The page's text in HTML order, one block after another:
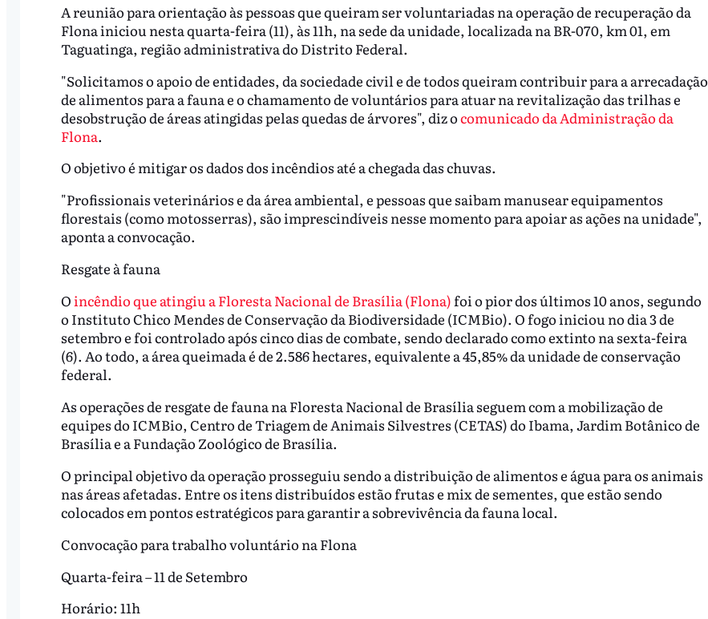
A reunião para orientação às pessoas que queiram ser voluntariadas na operação de recuperação da
Flona iniciou nesta quarta-feira (11), às 11h, na sede da unidade, localizada na BR-070, km 01, em
Taguatinga, região administrativa do Distrito Federal.
"Solicitamos o apoio de entidades, da sociedade civil e de todos queiram contribuir para a arrecadação
de alimentos para a fauna e o chamamento de voluntários para atuar na revitalização das trilhas e
desobstrução de áreas atingidas pelas quedas de árvores", diz ocomunicado da Administração da
Flona.
O objetivo é mitigar os dados dos incêndios até a chegada das chuvas.
"Profissionais veterinários e da área ambiental, e pessoas que saibam manusear equipamentos
florestais (como motosserras), são imprescindíveis nesse momento para apoiar as ações na unidade",
aponta a convocação.
Resgate à fauna
Oincêndio que atingiu a Floresta Nacional de Brasília (Flona)foi o pior dos últimos 10 anos, segundo
o Instituto Chico Mendes de Conservação da Biodiversidade (ICMBio). O fogo iniciou no dia 3 de
setembro e foi controlado após cinco dias de combate, sendo declarado como extinto na sexta-feira
(6). Ao todo, a área queimada é de 2.586 hectares, equivalente a 45,85% da unidade de conservação
federal.
As operações de resgate de fauna na Floresta Nacional de Brasília seguem com a mobilização de
equipes do ICMBio, Centro de Triagem de Animais Silvestres (CETAS) do Ibama, Jardim Botânico de
Brasília e a Fundação Zoológico de Brasília.
O principal objetivo da operação prosseguiu sendo a distribuição de alimentos e água para os animais
nas áreas afetadas. Entre os itens distribuídos estão frutas e mix de sementes, que estão sendo
colocados em pontos estratégicos para garantir a sobrevivência da fauna local.
Convocação para trabalho voluntário na Flona
Quarta-feira – 11 de Setembro
Horário: 11h